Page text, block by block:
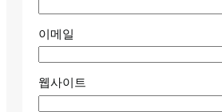
이메일
웹사이트